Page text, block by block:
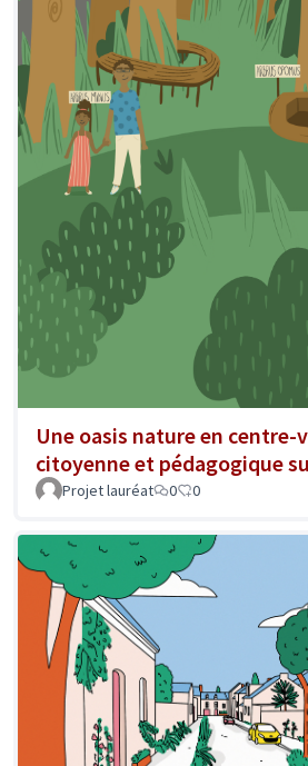
Une oasis nature en centre-
citoyenne et pédagogique
Projet lauréat 0 0